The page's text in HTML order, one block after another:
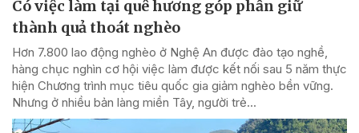
Có việc làm tại quê hương góp phần giữ
thành quả thoát nghèo
Hơn 7.800 lao động nghèo ở Nghệ An được đào tạo nghề,
hàng chục nghìn cơ hội việc làm được kết nối sau 5 năm thực
hiện Chương trình mục tiêu quốc gia giảm nghèo bền vững.
Nhưng ở nhiều bản làng miền Tây, người trẻ...